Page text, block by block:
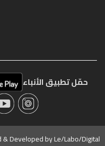
حمّل تطبيق الأنباء
& Developed byLe/Labo/Digital